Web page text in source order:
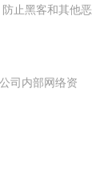
止黑客和其他恶
司内部网络资